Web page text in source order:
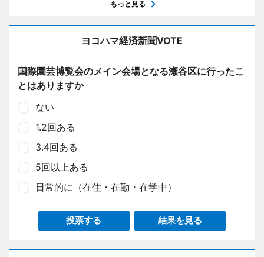
もっと見る
ヨコハマ経済新聞VOTE
国際園芸博覧会のメイン会場となる瀬谷区に行ったこ
とはありますか
ない
1.2回ある
3.4回ある
5回以上ある
日常的に（在住・在勤・在学中）
投票する 結果を見る